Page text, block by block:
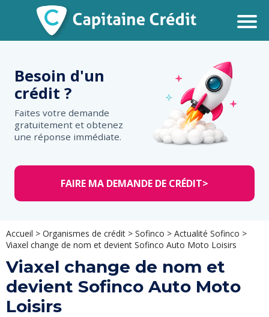
Besoin d'un
crédit ?
Faites votre demande
gratuitement et obtenez
une réponse immédiate.
FAIRE MA DEMANDE DE CRÉDIT>
Accueil > Organismes de crédit > Sofinco > Actualité Sofinco >
Viaxel change de nom et devient Sofinco Auto Moto Loisirs
Viaxel change de nom et
devient Sofinco Auto Moto
Loisirs